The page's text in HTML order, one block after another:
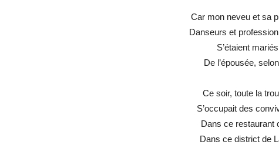
Car mon neveu et sa
Danseurs et
S’étaient
De l’épousée,
Ce soir, toute la
S’occupait des
Dans ce restaurant
Dans ce district de